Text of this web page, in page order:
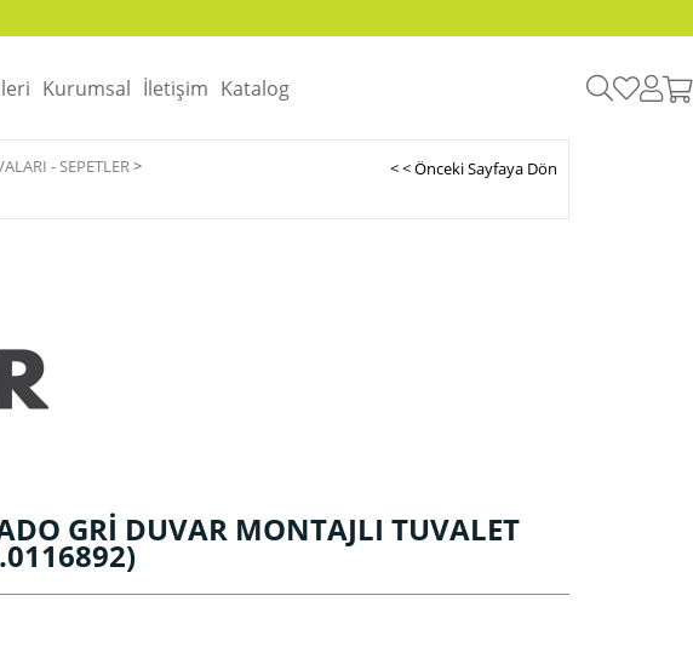
Kurumsal İletişim Katalog
- SEPETLER>
< < Önceki Sayfaya Dön
GRİ DUVAR MONTAJLI TUVALET